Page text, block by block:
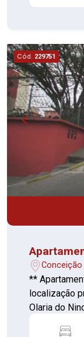
fumê e
granito e
01 vaga de garagem
busca
acabamento.
Cód. 229751
**
localização
Olaria do